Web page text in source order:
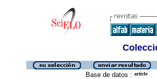
Base de datos : article